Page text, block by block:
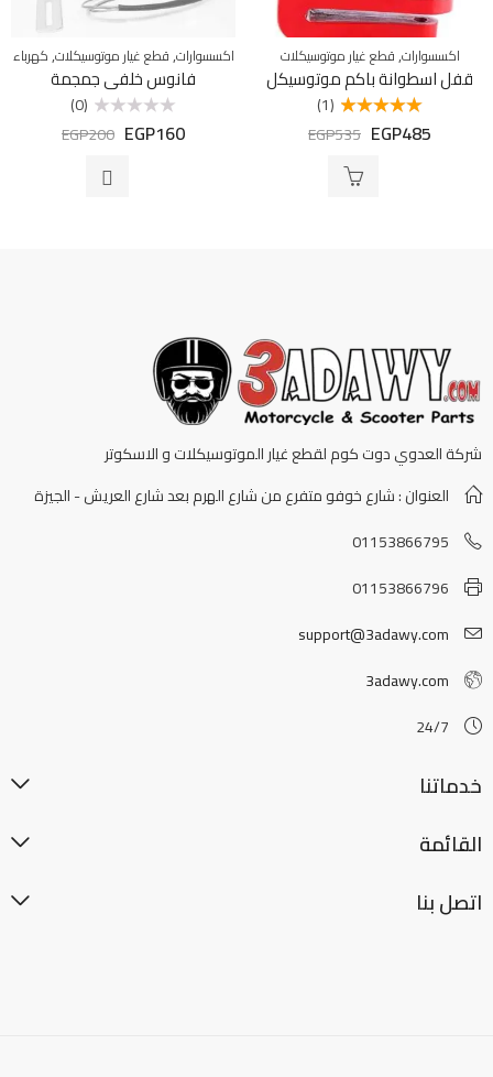
اكسسوارات,قطع غيار موتوسيكلات
قفل اسطوانة باكم موتوسيكل
5.00من 5
(1)
EGP485
EGP535
اكسسوارات,قطع غيار موتوسيكلات,كهرباء
فانوس خلفى جمجمة
التقييم
(0)
EGP160
EGP200
شركة العدوي دوت كوم لقطع غيار الموتوسيكلات و الاسكوتر
العنوان : شارع خوفو متفرع من شارع الهرم بعد شارع العريش - الجيزة
01153866795
01153866796
support@3adawy.com
3adawy.com
24/7
خدماتنا
القائمة
اتصل بنا